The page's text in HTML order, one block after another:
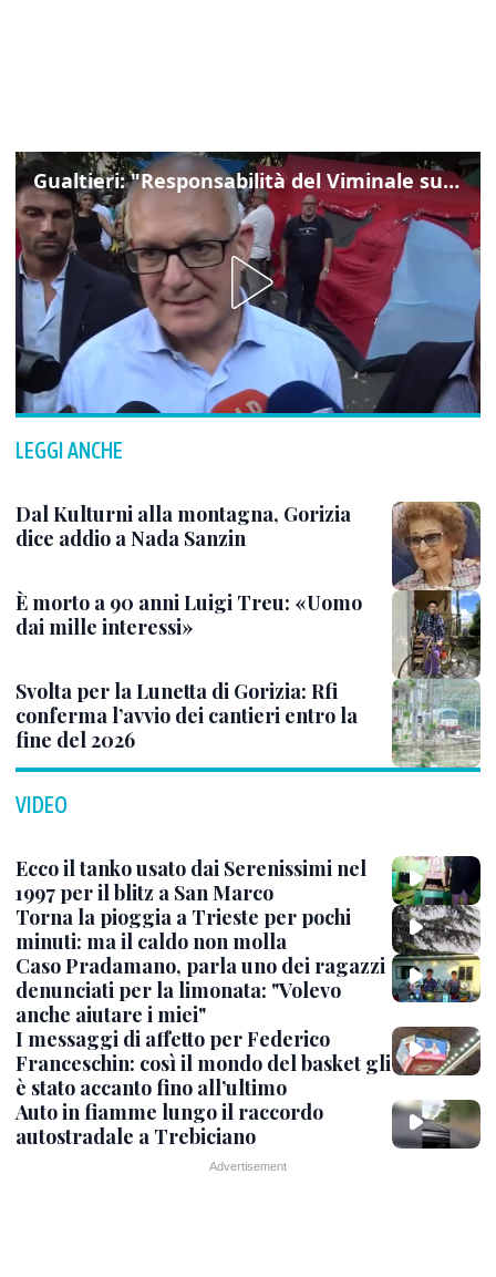
Gualtieri: "Responsabilità del Viminale su Spin Time? La posizione dei partiti è nota"
LEGGI ANCHE
Dal Kulturni alla montagna, Gorizia
dice addio a Nada Sanzin
È morto a 90 anni Luigi Treu: «Uomo
dai mille interessi»
Svolta per la Lunetta di Gorizia: Rfi
conferma l’avvio dei cantieri entro la
fine del 2026
VIDEO
Ecco il tanko usato dai Serenissimi nel
1997 per il blitz a San Marco
Torna la pioggia a Trieste per pochi
minuti: ma il caldo non molla
Caso Pradamano, parla uno dei ragazzi
denunciati per la limonata: "Volevo
anche aiutare i miei"
I messaggi di affetto per Federico
Franceschin: così il mondo del basket gli
è stato accanto fino all’ultimo
Auto in fiamme lungo il raccordo
autostradale a Trebiciano